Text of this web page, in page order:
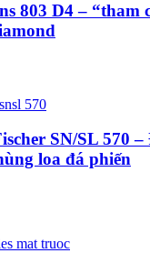
803 D4 – “tham
SN/SL 570
loa đá phiến